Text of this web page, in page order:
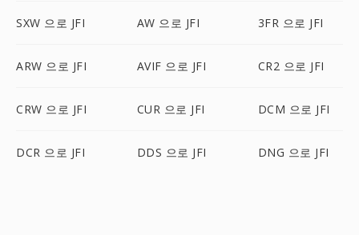
SXW 으로 JFI AW 으로 JFI 3FR 으로 JFI
ARW 으로 JFI AVIF 으로 JFI CR2 으로 JFI
CRW 으로 JFI CUR 으로 JFI DCM 으로 JFI
DCR 으로 JFI DDS 으로 JFI DNG 으로 JFI